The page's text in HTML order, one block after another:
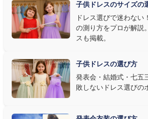
す。またピアノ演奏なら落ち着いたシックなトー
ロ演奏なら華やかで視線を集めるデザイン、
なら衣装同士が調和するクラシカルな色合い
③ 演奏の動きを妨げない設計か確認する
発表会ドレス選びで見落とされがちなのが"動
アノならペダル操作を妨げない丈感、バイオリ
右腕のゆとり、管楽器なら胸元の締め付けが
子供ドレスのサイズの
ドレス選びで迷わない
の測り方をプロが解説
スも掲載。
子供ドレスの選び方
発表会・結婚式・七五
敗しないドレス選びの